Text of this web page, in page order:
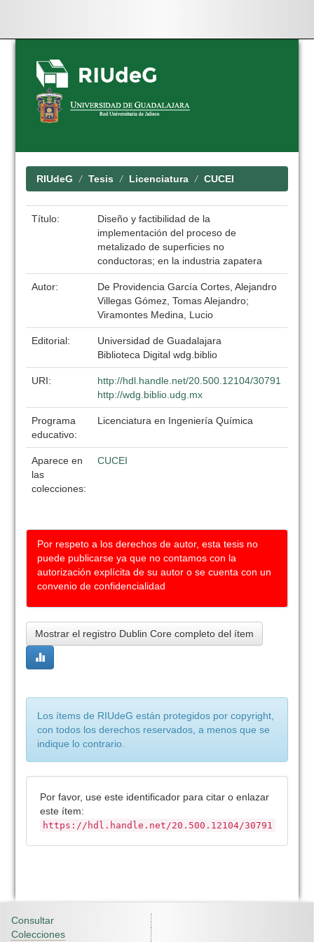
Skip
navigation
RIUdeG Tesis Licenciatura CUCEI
Título:
Diseño y factibilidad de la
implementación del proceso de
metalizado de superficies no
conductoras; en la industria zapatera
Autor:
De Providencia García Cortes, Alejandro
Villegas Gómez, Tomas Alejandro;
Viramontes Medina, Lucio
Editorial:
Universidad de Guadalajara
Biblioteca Digital wdg.biblio
URI:
http://hdl.handle.net/20.500.12104/30791
http://wdg.biblio.udg.mx
Programa
educativo:
Licenciatura en Ingeniería Química
Aparece en
las
colecciones:
CUCEI
Por respeto a los derechos de autor, esta tesis no
puede publicarse ya que no contamos con la
autorización explícita de su autor o se cuenta con un
convenio de confidencialidad
Mostrar el registro Dublin Core completo del ítem
Los ítems de RIUdeG están protegidos por copyright,
con todos los derechos reservados, a menos que se
indique lo contrario.
Por favor, use este identificador para citar o enlazar
este ítem:
https://hdl.handle.net/20.500.12104/30791
Consultar
Colecciones